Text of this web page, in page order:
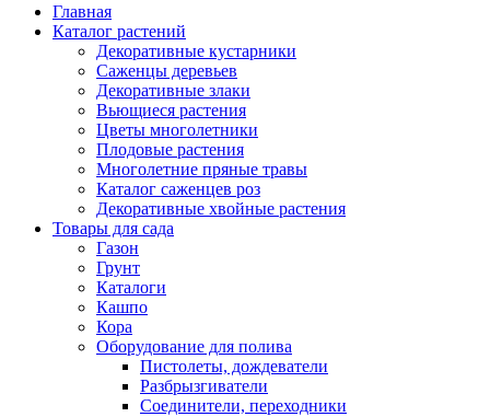
Главная
Каталог растений
Декоративные кустарники
Саженцы деревьев
Декоративные злаки
Вьющиеся растения
Цветы многолетники
Плодовые растения
Многолетние пряные травы
Каталог саженцев роз
Декоративные хвойные растения
Товары для сада
Газон
Грунт
Каталоги
Кашпо
Кора
Оборудование для полива
Пистолеты, дождеватели
Разбрызгиватели
Соединители, переходники